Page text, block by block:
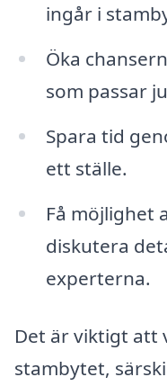
ingår i
Öka
som passar
Spara tid
ett ställe.
Få möjlighet
diskutera
experterna.
Det är viktigt att
stambytet,